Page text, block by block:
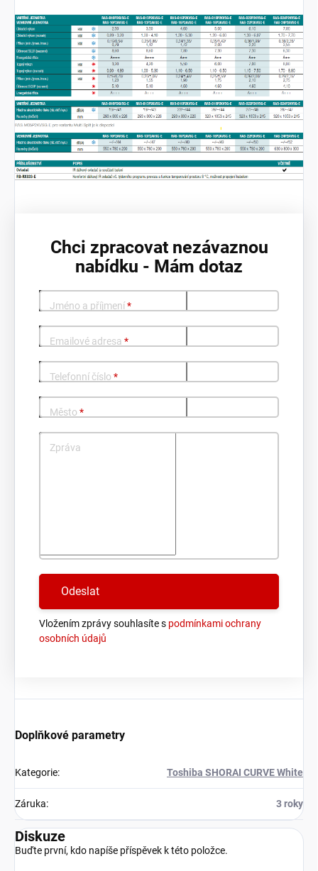
Chci zpracovat nezávaznou
nabídku - Mám dotaz
Jméno a příjmení*
Emailové adresa *
Telefonní číslo *
Město *
Zpráva
Vložením zprávy souhlasíte s podmínkami ochrany
osobních údajů
Doplňkové parametry
Kategorie: Toshiba SHORAI CURVE White
Záruka: 3 roky
Diskuze
Buďte první, kdo napíše příspěvek k této položce.